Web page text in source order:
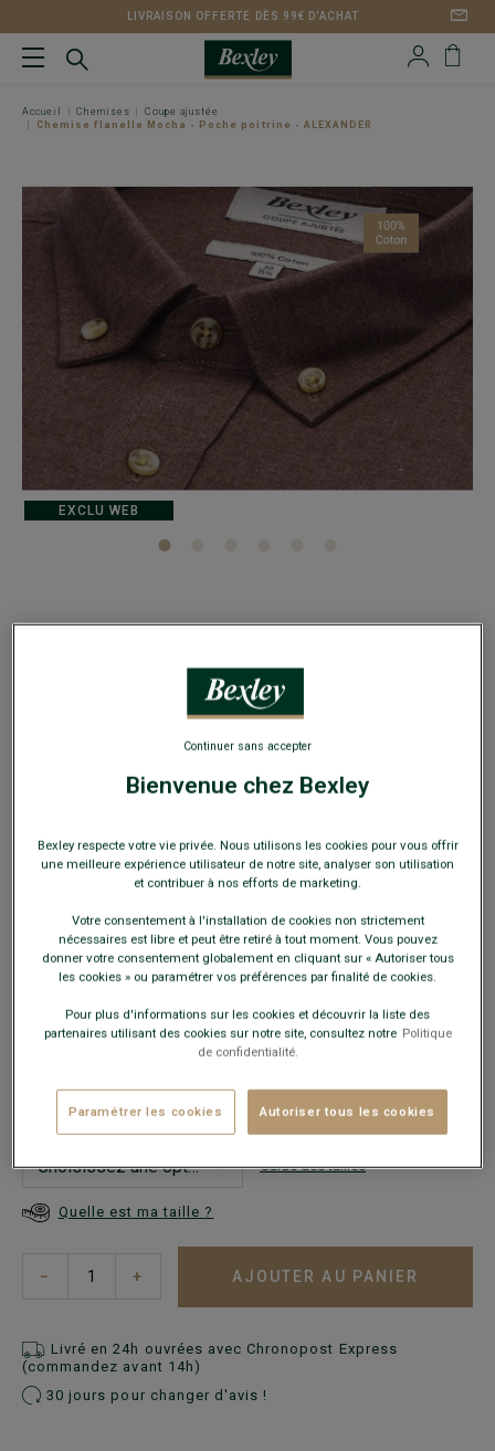
LIVRAISON OFFERTE DÈS 99€ D'ACHAT
Accueil Chemises
Coupe ajustée
Chemise flanelle Mocha - Poche poitrine - ALEXANDER
Col américain - Coupe ajustée raccourcie
159€5 chemises (31.80€ l'unité)
COULEURS DISPONIBLES
Ce modèle taille petit, choisir la taille au-dessus de votre
taille habituelle.
Guide des tailles
Quelle est ma taille ?
− + AJOUTER AU PANIER
Livré en 24h ouvrées avec Chronopost Express
(commandez avant 14h)
30 jours pour changer d'avis !
EXCLU WEB
Bienvenue chez Bexley
Bexley respecte votre vie privée. Nous utilisons les cookies pour vous offrir
une meilleure expérience utilisateur de notre site, analyser son utilisation
et contribuer à nos efforts de marketing.
Votre consentement à l'installation de cookies non strictement
nécessaires est libre et peut être retiré à tout moment. Vous pouvez
donner votre consentement globalement en cliquant sur « Autoriser tous
les cookies » ou paramétrer vos préférences par finalité de cookies.
Pour plus d'informations sur les cookies et découvrir la liste des
partenaires utilisant des cookies sur notre site, consultez notre Politique
de confidentialité.
Paramétrer les cookies Autoriser tous les cookies
Continuer sans accepter